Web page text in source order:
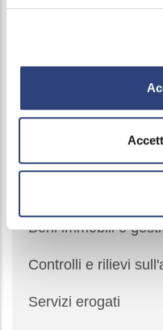
Avviso volontario
86 D.Lgs. 36/
Beni immobili e
Controlli e rilievi
Servizi erogati